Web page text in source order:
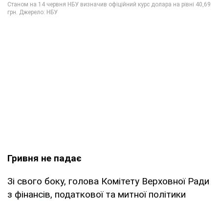
Гривня не падає
Зі свого боку, голова Комітету Верховної Ради
з фінансів, податкової та митної політики